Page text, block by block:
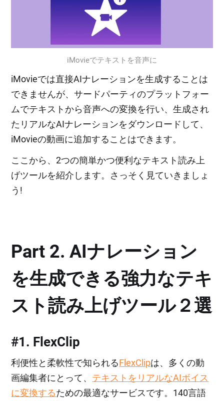
iMovieでテキストを音声に
iMovieでは直接AIナレーションを生成することは
できませんが、サードパーティのプラットフォー
ムでテキストから音声への変換を行い、生成され
たリアルなAIナレーションをダウンロードして、
iMovieの動画に追加することはできます。
ここから、2つの簡単かつ便利なテキスト読み上
げツールを紹介します。さっそく見ていきましょ
う!
Part 2. AIナレーション
を生成できる強力なテキ
スト読み上げツール２選
#1. FlexClip
利便性と柔軟性で知られるFlexClipは、多くの動
画編集者にとって、 テキストをリアルなAIボイス
に変換するための最適なサービスです。140言語